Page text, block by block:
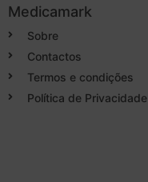
Medicamark
Sobre
Contactos
Termos e condições
Política de Privacidade